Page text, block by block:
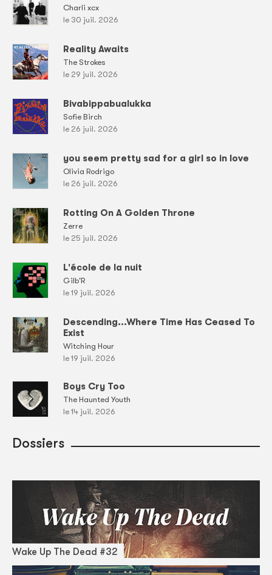
Charli xcx
le 30 juil. 2026
Reality Awaits
The Strokes
le 29 juil. 2026
Bivabippabualukka
Sofie Birch
le 26 juil. 2026
you seem pretty sad for a girl so in love
Olivia Rodrigo
le 26 juil. 2026
Rotting On A Golden Throne
Zerre
le 25 juil. 2026
L'école de la nuit
Gilb'R
le 19 juil. 2026
Descending...Where Time Has Ceased To
Exist
Witching Hour
le 19 juil. 2026
Boys Cry Too
The Haunted Youth
le 14 juil. 2026
Dossiers
Wake Up The Dead #32